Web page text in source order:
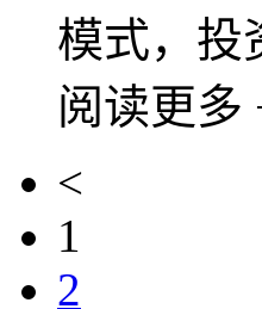
模式，投
阅读更多
<
1
2